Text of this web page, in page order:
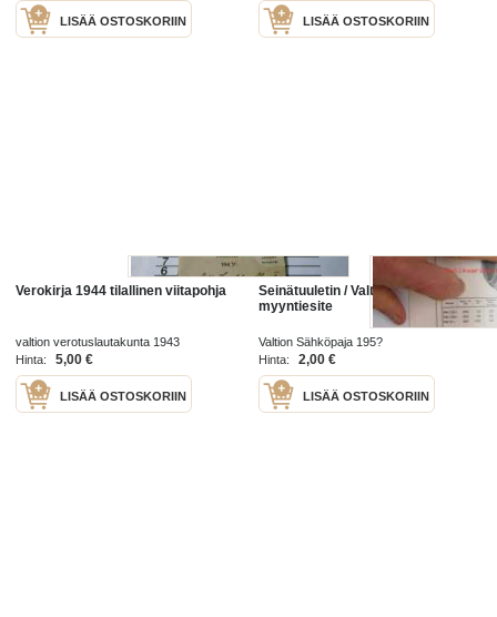
LISÄÄ OSTOSKORIIN LISÄÄ OSTOSKORIIN
Verokirja 1944 tilallinen viitapohja
valtion verotuslautakunta 1943
Hinta:
5,00 €
LISÄÄ OSTOSKORIIN
Seinätuuletin / Valtion Sähköpaja -
myyntiesite
Valtion Sähköpaja 195?
Hinta:
2,00 €
LISÄÄ OSTOSKORIIN